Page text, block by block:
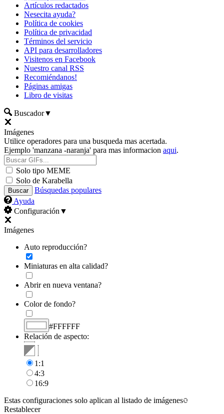
Artículos redactados
Nesecita ayuda?
Política de cookies
Política de privacidad
Términos del servicio
API para desarrolladores
Visitenos en Facebook
Nuestro canal RSS
Recomiéndanos!
Páginas amigas
Libro de visitas
Buscador▼
Imágenes
Utilice operadores para una busqueda mas acertada.
Ejemplo 'manzana -naranja' para mas informacion aqui.
Solo tipo MEME
Solo de Karabella
Búsquedas populares
Ayuda
Configuración ▼
Imágenes
Auto reproducción?
Miniaturas en alta calidad?
Abrir en nueva ventana?
Color de fondo?
#FFFFFF
Relación de aspecto:
1:1
4:3
16:9
Estas configuraciones solo aplican al listado de imágenes
Restablecer